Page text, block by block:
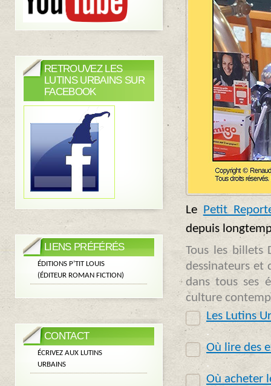
Le
Petit
depuis
Tous les billets
dessinateurs et
dans tous ses
culture
Les Lutins
.
Où lire des
.
Où acheter
RETROUVEZ LES
LUTINS URBAINS SUR
FACEBOOK
LIENS PRÉFÉRÉS
ÉDITIONS P’TIT LOUIS
(ÉDITEUR ROMAN FICTION)
CONTACT
ÉCRIVEZ AUX LUTINS
URBAINS